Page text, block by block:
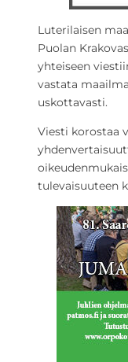
Luterilaisen
Puolan
yhteiseen
vastata
uskottavasti.
Viesti korostaa
tulevaisuuteen